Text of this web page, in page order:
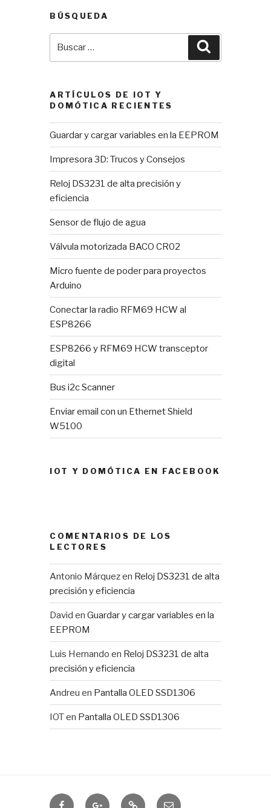
BÚSQUEDA
ARTÍCULOS DE IOT Y
DOMÓTICA RECIENTES
Guardar y cargar variables en la EEPROM
Impresora 3D: Trucos y Consejos
Reloj DS3231 de alta precisión y
eficiencia
Sensor de flujo de agua
Válvula motorizada BACO CR02
Micro fuente de poder para proyectos
Arduino
Conectar la radio RFM69 HCW al
ESP8266
ESP8266 y RFM69 HCW transceptor
digital
Bus i2c Scanner
Enviar email con un Ethernet Shield
W5100
IOT Y DOMÓTICA EN FACEBOOK
COMENTARIOS DE LOS
LECTORES
Antonio Márquezen Reloj DS3231 de alta
precisión y eficiencia
David enGuardar y cargar variables en la
EEPROM
Luis Hernando en Reloj DS3231 de alta
precisión y eficiencia
Andreu en Pantalla OLED SSD1306
IOTen Pantalla OLED SSD1306
DomóticaIOTUY RSS Correo